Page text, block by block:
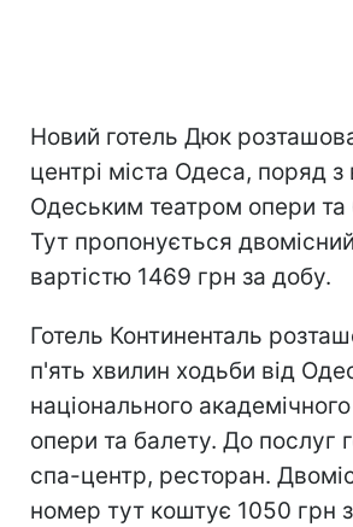
Новий готель Дюк
центрі міста Одеса, поряд з
Одеським театром опери та
Тут пропонується
вартістю 1469 грн за добу.
Готель Континенталь
п'ять хвилин ходьби від
національного
опери та балету. До послуг
спа-центр, ресторан.
номер тут коштує 1050 грн